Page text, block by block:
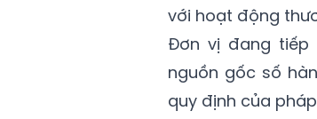
với hoạt động
Đơn vị đang tiếp
nguồn gốc số
quy định của